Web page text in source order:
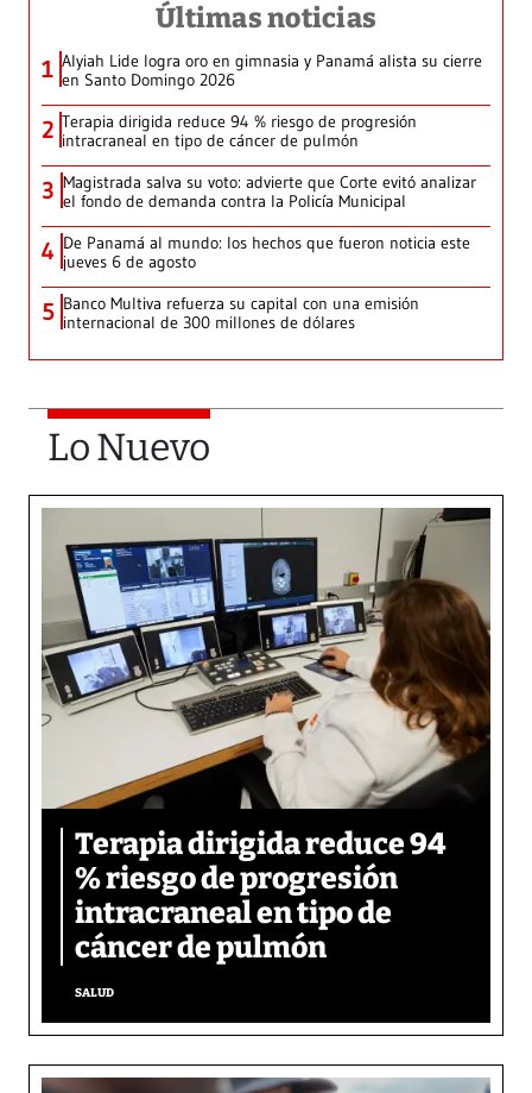
Últimas noticias
1 Alyiah Lide logra oro en gimnasia y Panamá alista su cierre
en Santo Domingo 2026
2 Terapia dirigida reduce 94 % riesgo de progresión
intracraneal en tipo de cáncer de pulmón
3 Magistrada salva su voto: advierte que Corte evitó analizar
el fondo de demanda contra la Policía Municipal
4 De Panamá al mundo: los hechos que fueron noticia este
jueves 6 de agosto
5 Banco Multiva refuerza su capital con una emisión
internacional de 300 millones de dólares
Lo Nuevo
Terapia dirigida reduce 94
% riesgo de progresión
intracraneal en tipo de
cáncer de pulmón
SALUD